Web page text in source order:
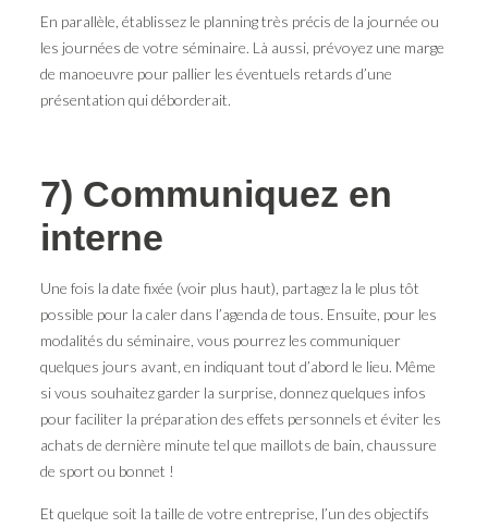
En parallèle, établissez le planning très précis de la journée ou
les journées de votre séminaire. Là aussi, prévoyez une marge
de manoeuvre pour pallier les éventuels retards d’une
présentation qui déborderait.
7) Communiquez en
interne
Une fois la date fixée (voir plus haut), partagez la le plus tôt
possible pour la caler dans l’agenda de tous. Ensuite, pour les
modalités du séminaire, vous pourrez les communiquer
quelques jours avant, en indiquant tout d’abord le lieu. Même
si vous souhaitez garder la surprise, donnez quelques infos
pour faciliter la préparation des effets personnels et éviter les
achats de dernière minute tel que maillots de bain, chaussure
de sport ou bonnet !
Et quelque soit la taille de votre entreprise, l’un des objectifs